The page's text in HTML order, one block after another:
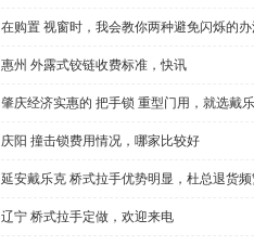
在购置 视窗时，我会教你两种避免闪烁的
惠州 外露式铰链收费标准，快讯
肇庆经济实惠的 把手锁 重型门用，就选戴
庆阳 撞击锁费用情况，哪家比较好
延安戴乐克 桥式拉手优势明显，杜总退货
辽宁 桥式拉手定做，欢迎来电